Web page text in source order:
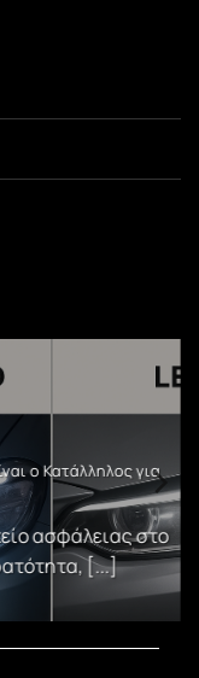
ο Κατάλληλος για
ασφάλειας στο
[...]